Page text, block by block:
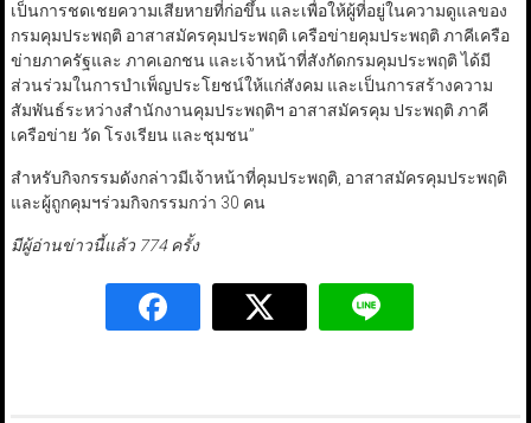
เป็นการชดเชยความเสียหายที่ก่อขึ้น และเพื่อให้ผู้ที่อยู่ในความดูแลของ
กรมคุมประพฤติ อาสาสมัครคุมประพฤติ เครือข่ายคุมประพฤติ ภาคีเครือ
ข่ายภาครัฐและ ภาคเอกชน และเจ้าหน้าที่สังกัดกรมคุมประพฤติ ได้มี
ส่วนร่วมในการบำเพ็ญประโยชน์ให้แก่สังคม และเป็นการสร้างความ
สัมพันธ์ระหว่างสำนักงานคุมประพฤติฯ อาสาสมัครคุม ประพฤติ ภาคี
เครือข่าย วัด โรงเรียน และชุมชน”
สำหรับกิจกรรมดังกล่าวมีเจ้าหน้าที่คุมประพฤติ, อาสาสมัครคุมประพฤติ
และผู้ถูกคุมฯร่วมกิจกรรมกว่า 30 คน
มีผู้อ่านข่าวนี้แล้ว 774 ครั้ง